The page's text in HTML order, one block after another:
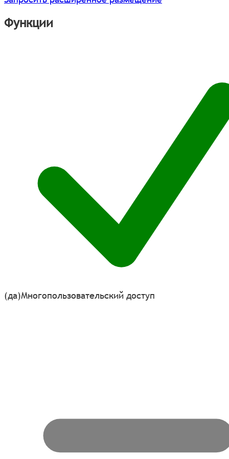
Функции
(да)Многопользовательский доступ